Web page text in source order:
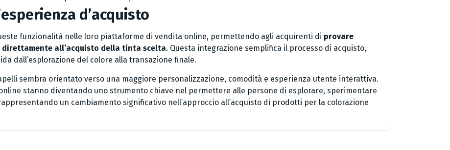
d’acquisto
funzionalità nelle loro piattaforme di vendita online, permettendo agli acquirenti di provare
all’acquisto della tinta scelta. Questa integrazione semplifica il processo di acquisto,
dall’esplorazione del colore alla transazione finale.
sembra orientato verso una maggiore personalizzazione, comodità e esperienza utente interattiva.
stanno diventando uno strumento chiave nel permettere alle persone di esplorare, sperimentare
un cambiamento significativo nell’approccio all’acquisto di prodotti per la colorazione